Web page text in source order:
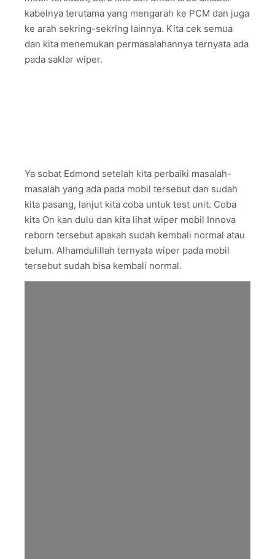
kabelnya terutama yang mengarah ke PCM dan juga
ke arah sekring-sekring lainnya. Kita cek semua
dan kita menemukan permasalahannya ternyata ada
pada saklar wiper.
Ya sobat Edmond setelah kita perbaiki masalah-
masalah yang ada pada mobil tersebut dan sudah
kita pasang, lanjut kita coba untuk test unit. Coba
kita On kan dulu dan kita lihat wiper mobil Innova
reborn tersebut apakah sudah kembali normal atau
belum. Alhamdulillah ternyata wiper pada mobil
tersebut sudah bisa kembali normal.